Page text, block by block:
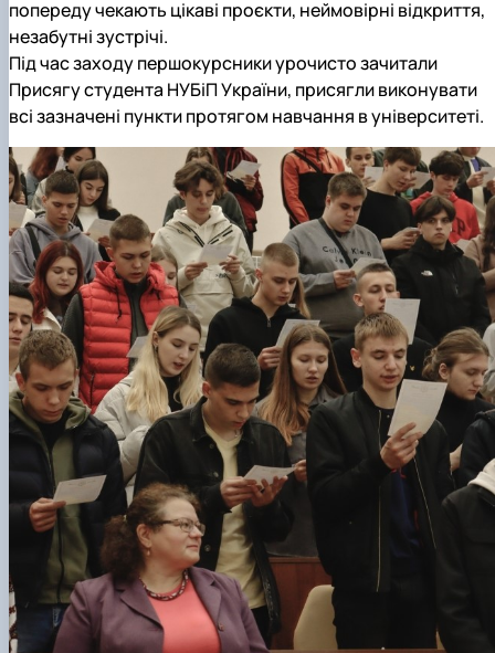
попереду чекають цікаві проєкти, неймовірні відкриття,
незабутні зустрічі.
Під час заходу першокурсники урочисто зачитали
Присягу студента НУБіП України, присягли виконувати
всі зазначені пункти протягом навчання в університеті.